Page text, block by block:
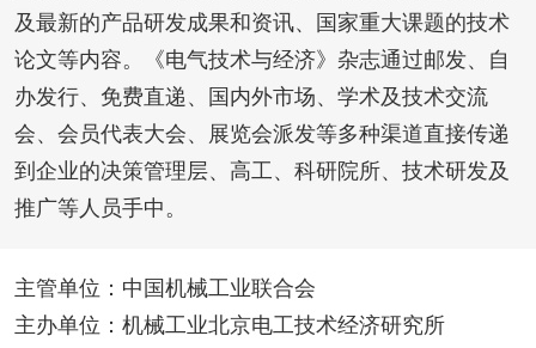
及最新的产品研发成果和资讯、国家重大课题的技术
论文等内容。《电气技术与经济》杂志通过邮发、自
办发行、免费直递、国内外市场、学术及技术交流
会、会员代表大会、展览会派发等多种渠道直接传递
到企业的决策管理层、高工、科研院所、技术研发及
推广等人员手中。
主管单位：中国机械工业联合会
主办单位：机械工业北京电工技术经济研究所